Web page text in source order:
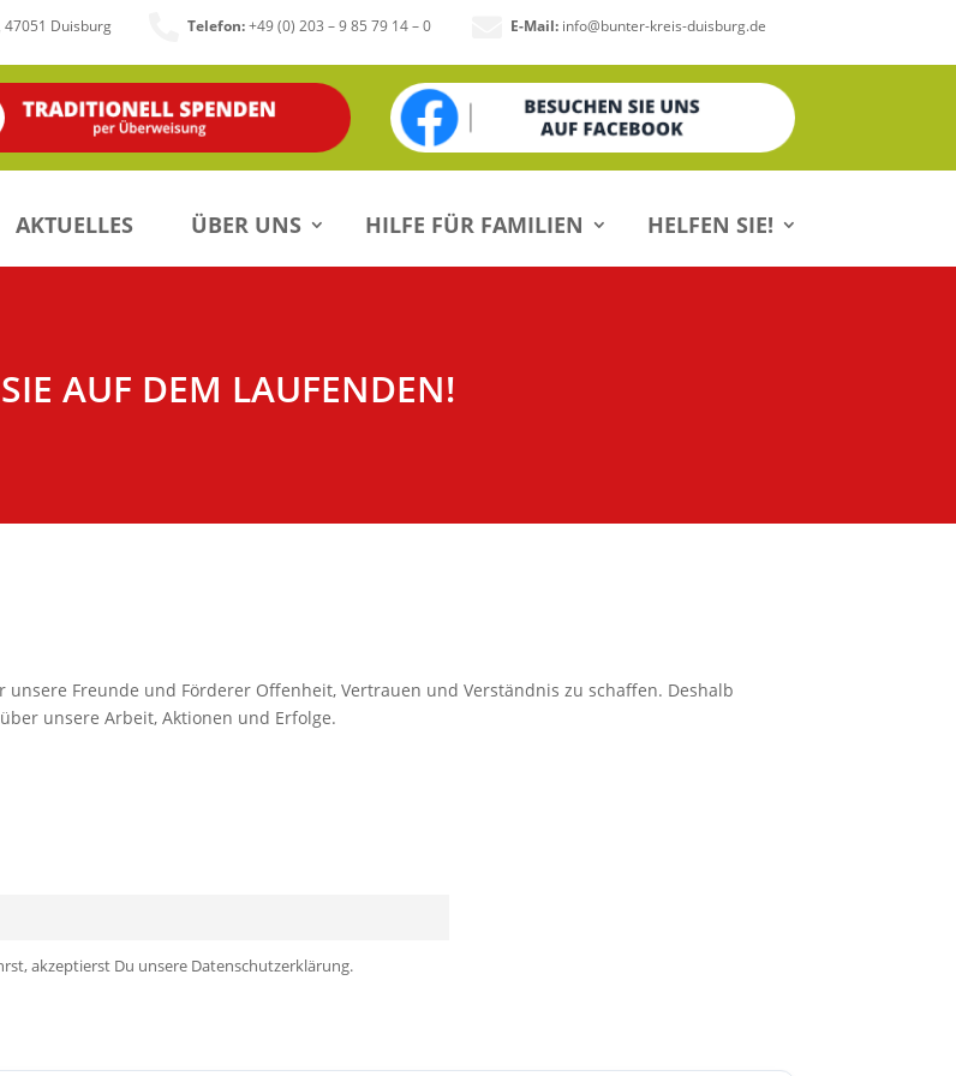
47051 Duisburg Telefon:+49 (0) 203 – 9 85 79 14 – 0 E-Mail: info@bunter-kreis-duisburg.de
AKTUELLES ÜBER UNS HILFE FÜR FAMILIEN HELFEN SIE!
AUF DEM LAUFENDEN!
Freunde und Förderer Offenheit, Vertrauen und Verständnis zu schaffen. Deshalb
unsere Arbeit, Aktionen und Erfolge.
akzeptierst Du unsere Datenschutzerklärung.